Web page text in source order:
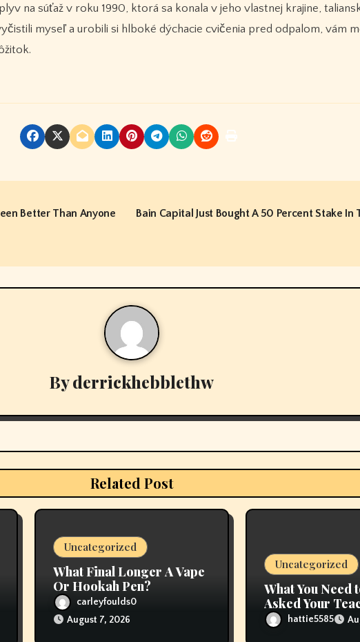
na súťaž v roku 1990, ktorá sa konala v jeho vlastnej krajine,
myseľ a urobili si hlboké dýchacie cvičenia pred odpalom, vám
Better Than Anyone
Bain Capital Just Bought A 50 Percent Stake In
Byderrickhebblethw
Related Post
Uncategorized
What Final Longer A Vape
Or Hookah Pen?
carleyfoulds0
August 7, 2026
Uncategorized
What You Need
Asked Your
About Refill
hattie5585